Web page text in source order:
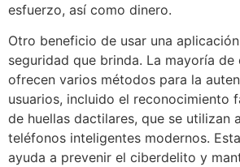
esfuerzo, así como dinero.
Otro beneficio de usar una
seguridad que brinda. La mayoría de
ofrecen varios métodos para la
usuarios, incluido el reconocimiento
de huellas dactilares, que se utilizan
teléfonos inteligentes modernos.
ayuda a prevenir el ciberdelito y